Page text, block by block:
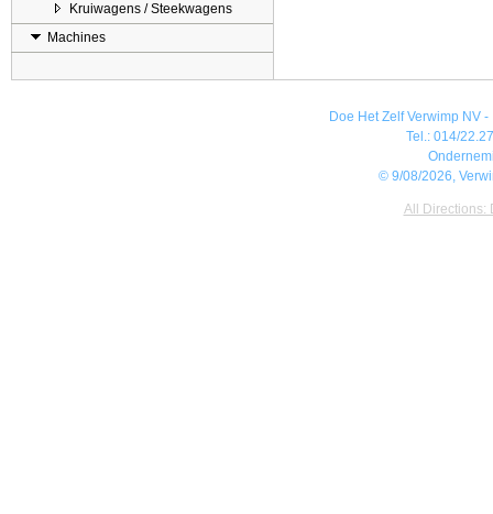
Kruiwagens / Steekwagens
Machines
Doe Het Zelf Verwimp NV
Tel.: 014/
© 9/08/2026,
All Directions: